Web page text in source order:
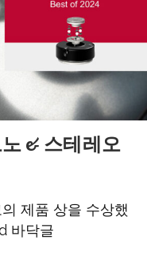
& 스테레오
제품 상을 수상했
바닥글